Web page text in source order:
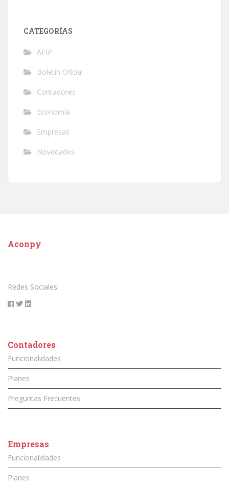
CATEGORÍAS
AFIP
Boletín Oficial
Contadores
Economía
Empresas
Novedades
Aconpy
Redes Sociales.
Contadores
Funcionalidades
Planes
Preguntas Frecuentes
Empresas
Funcionalidades
Planes